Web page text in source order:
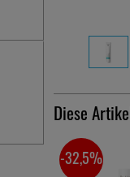
Diese
-32,5%